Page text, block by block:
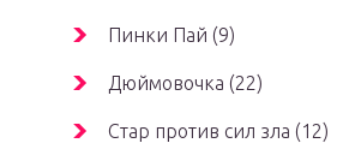
Пинки Пай (9)
Дюймовочка (22)
Стар против сил зла (12)